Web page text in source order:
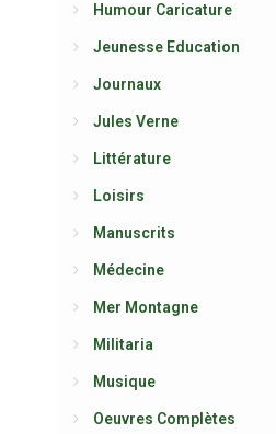
Humour Caricature
Jeunesse Education
Journaux
Jules Verne
Littérature
Loisirs
Manuscrits
Médecine
Mer Montagne
Militaria
Musique
Oeuvres Complètes